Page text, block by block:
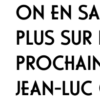
ON EN
PLUS SUR
JEAN-